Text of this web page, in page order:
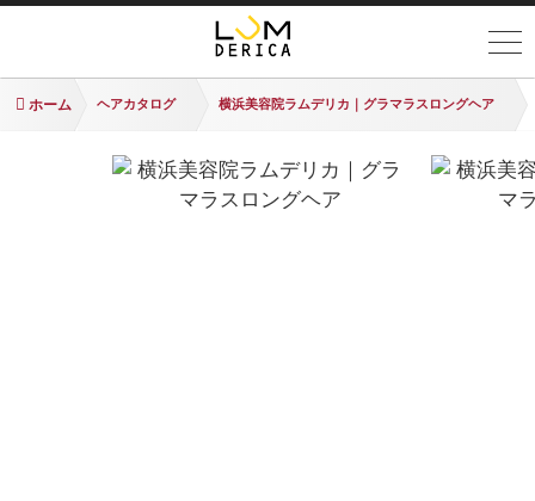
ホーム ヘアカタログ 横浜美容院ラムデリカ｜グラマラスロングヘア